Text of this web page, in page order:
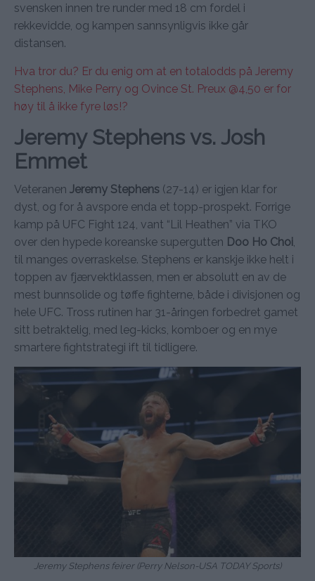
svensken innen tre runder med 18 cm fordel i
rekkevidde, og kampen sannsynligvis ikke går
distansen.
Hva tror du? Er du enig om at en totalodds på Jeremy
Stephens, Mike Perry og Ovince St. Preux @4,50 er for
høy til å ikke fyre løs!?
Jeremy Stephens vs. Josh
Emmet
Veteranen Jeremy Stephens (27-14) er igjen klar for
dyst, og for å avspore enda et topp-prospekt. Forrige
kamp på UFC Fight 124, vant “Lil Heathen” via TKO
over den hypede koreanske supergutten Doo Ho Choi
til manges overraskelse. Stephens er kanskje ikke helt i
toppen av fjærvektklassen, men er absolutt en av de
mest bunnsolide og tøffe fighterne, både i divisjonen og
hele UFC. Tross rutinen har 31-åringen forbedret gamet
sitt betraktelig, med leg-kicks, komboer og en mye
smartere fightstrategi ift til tidligere.
Jeremy Stephens feirer (Perry Nelson-USA TODAY Sports)